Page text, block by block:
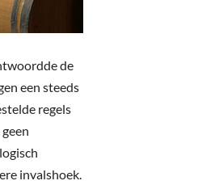
de
een steeds
regels
invalshoek.